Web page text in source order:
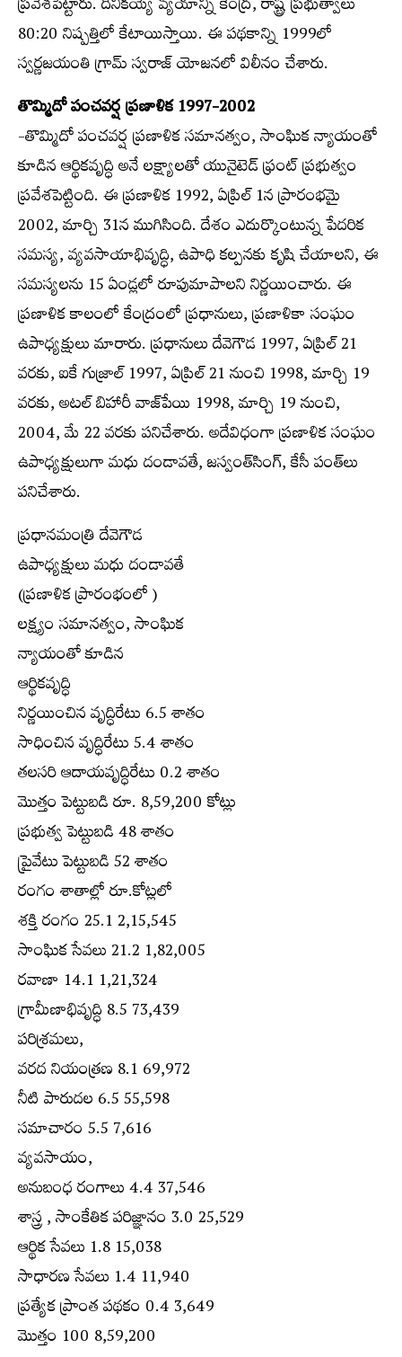
ప్రవేశపెట్టారు. దీనికయ్యే వ్యయాన్ని కేంద్ర, రాష్ట్ర ప్రభుత్వాలు
80:20 నిష్పత్తిలో కేటాయిస్తాయి. ఈ పథకాన్ని 1999లో
స్వర్ణజయంతి గ్రామ్ స్వరాజ్ యోజనలో విలీనం చేశారు.
తొమ్మిదో పంచవర్ష ప్రణాళిక 1997-2002
-తొమ్మిదో పంచవర్ష ప్రణాళిక సమానత్వం, సాంఘిక న్యాయంతో
కూడిన ఆర్థికవృద్ధి అనే లక్ష్యాలతో యునైటెడ్ ఫ్రంట్ ప్రభుత్వం
ప్రవేశపెట్టింది. ఈ ప్రణాళిక 1992, ఏప్రిల్ 1న ప్రారంభమై
2002, మార్చి 31న ముగిసింది. దేశం ఎదుర్కొంటున్న పేదరిక
సమస్య, వ్యవసాయాభివృద్ధి, ఉపాధి కల్పనకు కృషి చేయాలని, ఈ
సమస్యలను 15 ఏండ్లలో రూపుమాపాలని నిర్ణయించారు. ఈ
ప్రణాళిక కాలంలో కేంద్రంలో ప్రధానులు, ప్రణాళికా సంఘం
ఉపాధ్యక్షులు మారారు. ప్రధానులు దేవెగౌడ 1997, ఏప్రిల్ 21
వరకు, ఐకే గుజ్రాల్ 1997, ఏప్రిల్ 21 నుంచి 1998, మార్చి 19
వరకు, అటల్ బిహారీ వాజ్‌పేయి 1998, మార్చి 19 నుంచి,
2004, మే 22 వరకు పనిచేశారు. అదేవిధంగా ప్రణాళిక సంఘం
ఉపాధ్యక్షులుగా మధు దండావతే, జస్వంత్‌సింగ్, కేసీ పంత్‌లు
పనిచేశారు.
ప్రధానమంత్రి దేవెగౌడ
ఉపాధ్యక్షులు మధు దండావతే
(ప్రణాళిక ప్రారంభంలో )
లక్ష్యం సమానత్వం, సాంఘిక
న్యాయంతో కూడిన
ఆర్థికవృద్ధి
నిర్ణయించిన వృద్ధిరేటు 6.5 శాతం
సాధించిన వృద్ధిరేటు 5.4 శాతం
తలసరి ఆదాయవృద్ధిరేటు 0.2 శాతం
మొత్తం పెట్టుబడి రూ. 8,59,200 కోట్లు
ప్రభుత్వ పెట్టుబడి 48 శాతం
ప్రైవేటు పెట్టుబడి 52 శాతం
రంగం శాతాల్లో రూ.కోట్లలో
శక్తి రంగం 25.1 2,15,545
సాంఘిక సేవలు 21.2 1,82,005
రవాణా 14.1 1,21,324
గ్రామీణాభివృద్ధి 8.5 73,439
పరిశ్రమలు,
వరద నియంత్రణ 8.1 69,972
నీటి పారుదల 6.5 55,598
సమాచారం 5.5 7,616
వ్యవసాయం,
అనుబంధ రంగాలు 4.4 37,546
శాస్త్ర , సాంకేతిక పరిజ్ఞానం 3.0 25,529
ఆర్థిక సేవలు 1.8 15,038
సాధారణ సేవలు 1.4 11,940
ప్రత్యేక ప్రాంత పథకం 0.4 3,649
మొత్తం 100 8,59,200